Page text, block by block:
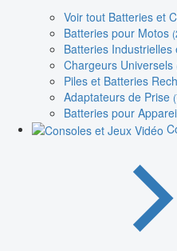
Voir tout Batteries et
Batteries pour Motos
Batteries Industrielles
Chargeurs Universels
Piles et Batteries
Adaptateurs de Prise
Batteries pour